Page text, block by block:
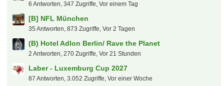
6 Antworten, 347 Zugriffe, Vor einem Tag
[B] NFL München
35 Antworten, 873 Zugriffe, Vor 2 Tagen
(B) Hotel Adlon Berlin/ Rave the Planet
2 Antworten, 270 Zugriffe, Vor 21 Stunden
Laber - Luxemburg Cup 2027
87 Antworten, 3.052 Zugriffe, Vor einer Woche